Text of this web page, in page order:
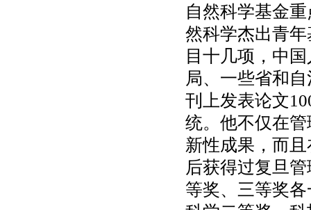
自然科学基金
然科学杰出青
目十几项，中
局、一些省和
刊上发表论文
统。他不仅在
新性成果，而
后获得过复旦
等奖、三等奖